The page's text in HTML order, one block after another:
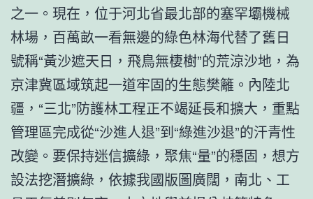
之一。現在，位于河北省最北部的塞罕壩機械
林場，百萬畝一看無邊的綠色林海代替了舊日
號稱“黃沙遮天日，飛鳥無棲樹”的荒涼沙地，為
京津冀區域筑起一道牢固的生態樊籬。內陸北
疆，“三北”防護林工程正不竭延長和擴大，重點
管理區完成從“沙進人退”到“綠進沙退”的汗青性
改變。要保持迷信擴綠，聚焦“量”的穩固，想方
設法挖潛擴綠，依據我國版圖廣闊，南北、工